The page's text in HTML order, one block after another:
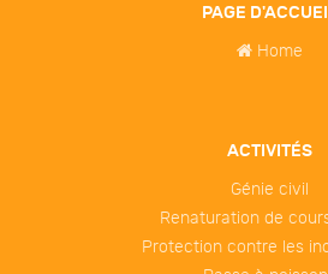
PAGE
Home
ACTIVITÉS
Génie civil
Renaturation de
Protection contre les